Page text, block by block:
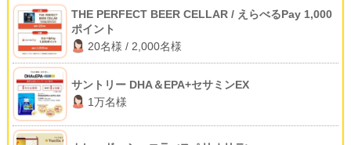
THE PERFECT BEER CELLAR / えらべるPay 1,000
ポイント
20名様 / 2,000名様
サントリー DHA＆EPA+セサミンEX
1万名様